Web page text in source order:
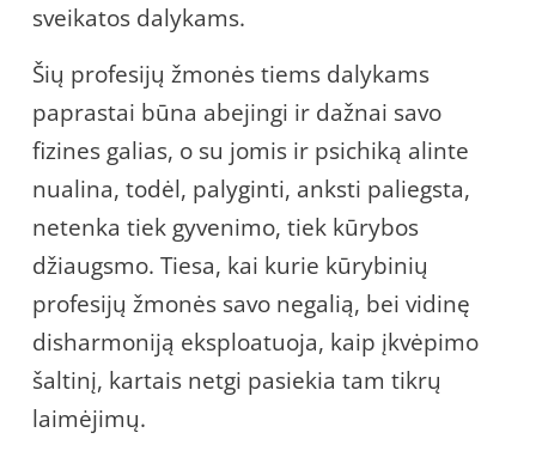
sveikatos dalykams.
Šių profesijų žmonės tiems dalykams
paprastai būna abejingi ir dažnai savo
fizines galias, o su jomis ir psichiką alinte
nualina, todėl, palyginti, anksti paliegsta,
netenka tiek gyvenimo, tiek kūrybos
džiaugsmo. Tiesa, kai kurie kūrybinių
profesijų žmonės savo negalią, bei vidinę
disharmoniją eksploatuoja, kaip įkvėpimo
šaltinį, kartais netgi pasiekia tam tikrų
laimėjimų.